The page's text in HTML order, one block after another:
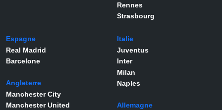
Rennes
Strasbourg
Espagne
Real Madrid
Barcelone
Angleterre
Manchester City
Manchester United
Italie
Juventus
Inter
Milan
Naples
Allemagne